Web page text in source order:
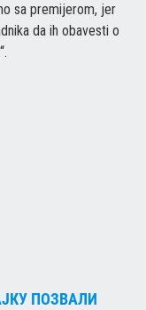
sa premijerom, jer
da ih obavesti o
ПОЗВАЛИ